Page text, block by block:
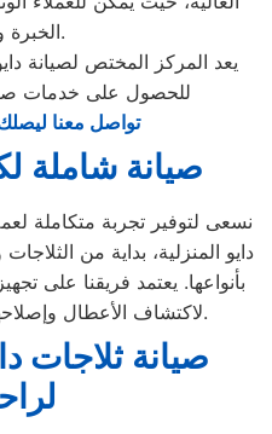
الخبرة والكفاءة.
يعد المركز المختص لصيانة
للحصول على خدمات
تواصل معنا
صيانة شاملة
نسعى لتوفير تجربة متكاملة
دايو المنزلية، بداية من
بأنواعها. يعتمد فريقنا على
لاكتشاف الأعطال وإصلاحها بكفاءة وفي أسرع وقت.
صيانة ثلاجات